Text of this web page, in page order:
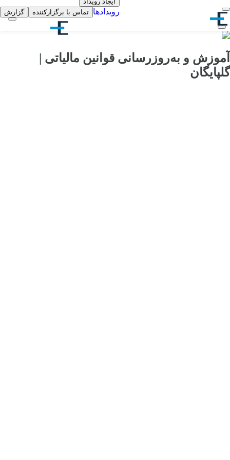
رویدادها تماس با برگزارکننده گزارش
آموزش و به‌روزرسانی قوانین مالیاتی |
گلپایگان